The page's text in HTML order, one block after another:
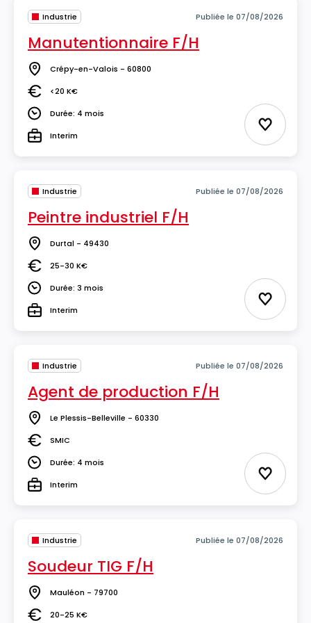
Industrie Publiée le 07/08/2026
Manutentionnaire F/H
Lieu Crépy-en-Valois - 60800
Salaire<20 K€
DuréeDurée: 4 mois
TypeInterim Ajouter
Industrie Publiée le 07/08/2026
Peintre industriel F/H
Lieu Durtal - 49430
Salaire25-30 K€
DuréeDurée: 3 mois
TypeInterim Ajouter
Industrie Publiée le 07/08/2026
Agent de production F/H
Lieu Le Plessis-Belleville - 60330
Salaire
SMIC
DuréeDurée: 4 mois
TypeInterim Ajouter
Industrie Publiée le 07/08/2026
Soudeur TIG F/H
Lieu Mauléon - 79700
20-25 K€